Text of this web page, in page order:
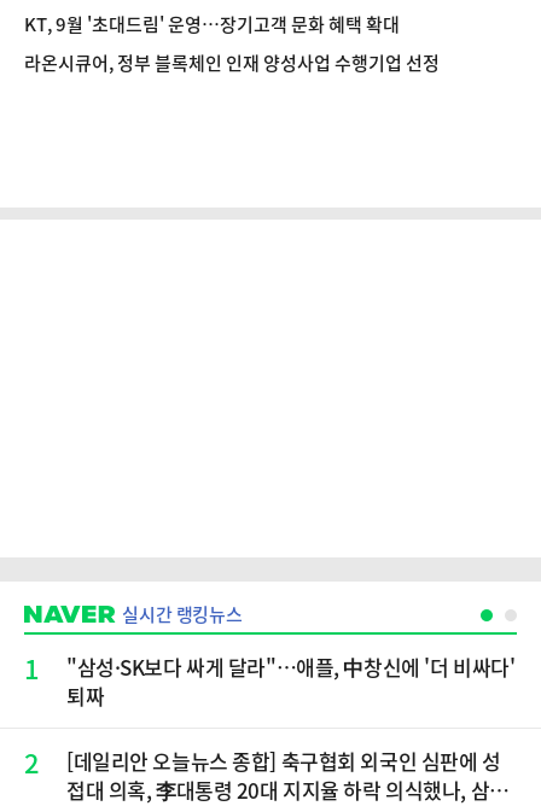
KT, 9월 '초대드림' 운영…장기고객 문화 혜택 확대
라온시큐어, 정부 블록체인 인재 양성사업 수행기업 선정
실시간 랭킹뉴스
1
"삼성·SK보다 싸게 달라"…애플, 中창신에 '더 비싸다'
퇴짜
2
[데일리안 오늘뉴스 종합] 축구협회 외국인 심판에 성
접대 의혹, 李대통령 20대 지지율 하락 의식했나, 삼전